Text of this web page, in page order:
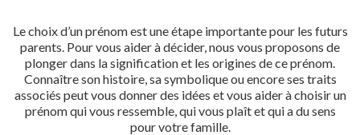
Le choix d’un prénom est une étape importante pour les futurs
parents. Pour vous aider à décider, nous vous proposons de
plonger dans la signification et les origines de ce prénom.
Connaître son histoire, sa symbolique ou encore ses traits
associés peut vous donner des idées et vous aider à choisir un
prénom qui vous ressemble, qui vous plaît et qui a du sens
pour votre famille.